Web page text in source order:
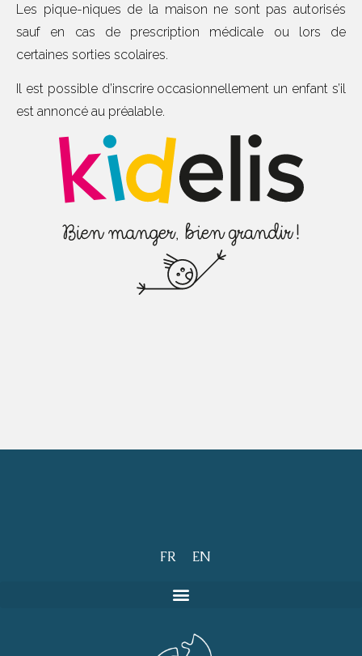
Les pique-niques de la maison ne sont pas autorisés
sauf en cas de prescription médicale ou lors de
certaines sorties scolaires.
Il est possible d’inscrire occasionnellement un enfant s’il
est annoncé au préalable.
FR EN